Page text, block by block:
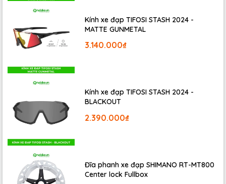
Xe đạp địa hình TREK SUPERCALIBER 9.8 GX
mm phía sau.
Kính xe đạp TIFOSI STASH 2024 -
MATTE GUNMETAL
3.140.000₫
Kính xe đạp TIFOSI STASH 2024 -
BLACKOUT
2.390.000₫
Đĩa phanh xe đạp SHIMANO RT-MT800
Center lock Fullbox